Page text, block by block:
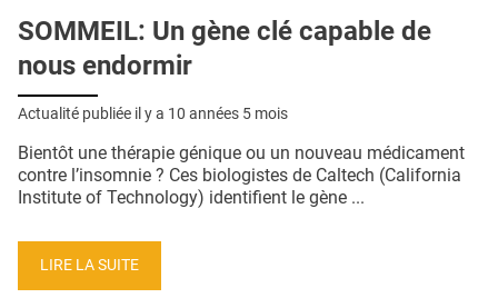
CRÉDITS
SOMMEIL: Un gène clé capable de
nous endormir
Actualité publiée il y a 10 années 5 mois
Bientôt une thérapie génique ou un nouveau médicament
contre l’insomnie ? Ces biologistes de Caltech (California
Institute of Technology) identifient le gène ...
LIRE LA SUITE